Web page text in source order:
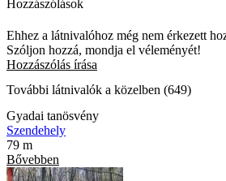
Hozzászólások
Ehhez a látnivalóhoz még nem érkezett
Szóljon hozzá, mondja el véleményét!
Hozzászólás írása
További látnivalók a közelben (649)
Gyadai tanösvény
Szendehely
79 m
Bővebben